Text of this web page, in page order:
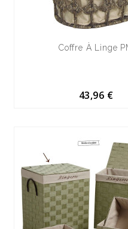
Coffre À Linge
43,96 €